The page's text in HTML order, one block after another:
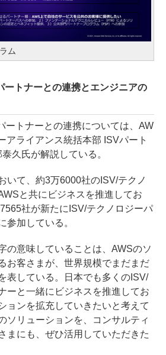
ム
ートナーとの連携とエンジニアの
トナーとの連携については、AW
アライアンス統括本部 ISVパート
久氏が解説している。
いて、約3万6000社のISV/テクノ
と共にビジネスを推進してお
社が新たにISV/テクノロジーパ
参加している。
の意味していることは、AWSのソ
お客さまが、世界規模でまだまだ
表している。日本でも多くのISV/
ーと一緒にビジネスを推進してお
ョンを拡充していきたいと考えて
ソリューションを、コンサルティ
まにも、ぜひ活用していただきた